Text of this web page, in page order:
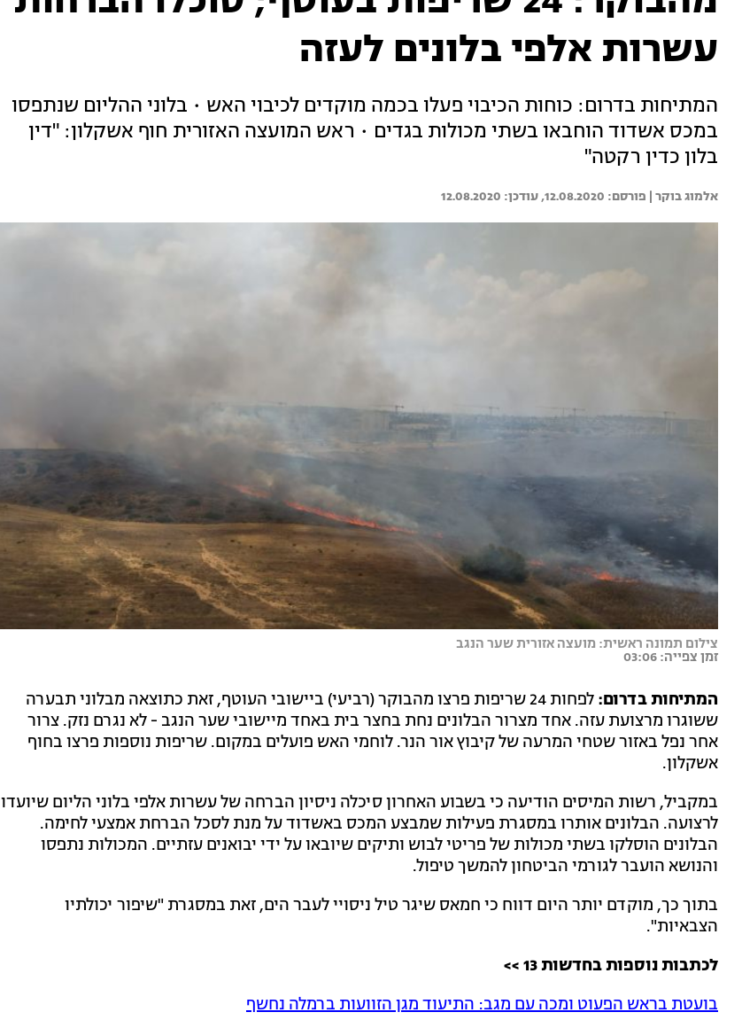
עשרות אלפי בלונים לעזה
המתיחות בדרום: כוחות הכיבוי פעלו בכמה מוקדים לכיבוי האש • בלוני ההליום שנתפסו
במכס אשדוד הוחבאו בשתי מכולות בגדים • ראש המועצה האזורית חוף אשקלון: "דין
בלון כדין רקטה"
אלמוג בוקר | 12.08.2020
12.08.2020
צילום תמונה ראשית: מועצה אזורית שער הנגב
זמן צפייה: 03:06
המתיחות בדרום:
לפחות 24 שריפות פרצו מהבוקר (רביעי) ביישובי העוטף, זאת כתוצאה מבלוני תבערה
ששוגרו מרצועת עזה. אחד מצרור הבלונים נחת בחצר בית באחד מיישובי שער הנגב - לא נגרם נזק. צרור
אחר נפל באזור שטחי המרעה של קיבוץ אור הנר. לוחמי האש פועלים במקום. שריפות נוספות פרצו בחוף
אשקלון.
במקביל, רשות המיסים הודיעה כי בשבוע האחרון סיכלה ניסיון הברחה של עשרות אלפי בלוני הליום שיועדו
לרצועה. הבלונים אותרו במסגרת פעילות שמבצע המכס באשדוד על מנת לסכל הברחת אמצעי לחימה.
הבלונים הוסלקו בשתי מכולות של פריטי לבוש ותיקים שיובאו על ידי יבואנים עזתיים. המכולות נתפסו
והנושא הועבר לגורמי הביטחון להמשך טיפול.
בתוך כך, מוקדם יותר היום דווח כי חמאס שיגר טיל ניסויי לעבר הים, זאת במסגרת "שיפור יכולתיו
הצבאיות".
לכתבות נוספות בחדשות 13 >>
בועטת בראש הפעוט ומכה עם מגב: התיעוד מגן הזוועות ברמלה נחשף